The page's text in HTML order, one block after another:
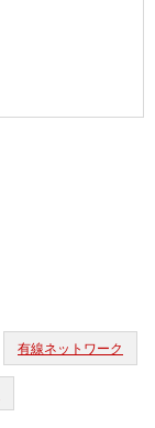
有線ネットワーク